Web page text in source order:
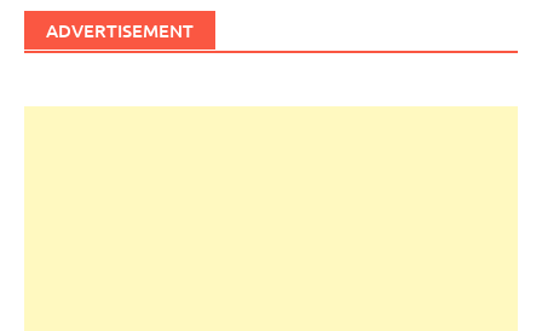
ADVERTISEMENT